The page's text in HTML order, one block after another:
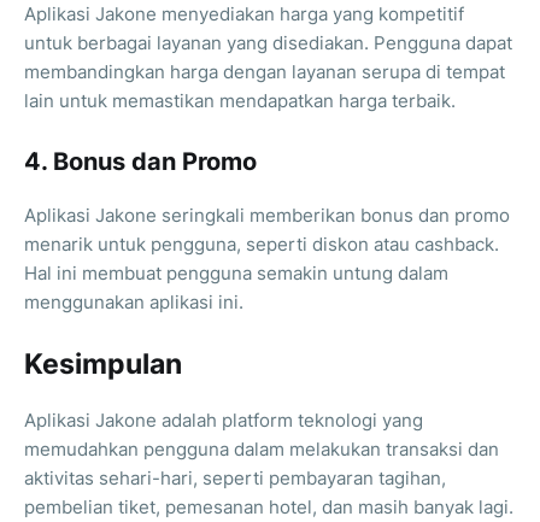
Aplikasi Jakone menyediakan harga yang kompetitif
untuk berbagai layanan yang disediakan. Pengguna dapat
membandingkan harga dengan layanan serupa di tempat
lain untuk memastikan mendapatkan harga terbaik.
4. Bonus dan Promo
Aplikasi Jakone seringkali memberikan bonus dan promo
menarik untuk pengguna, seperti diskon atau cashback.
Hal ini membuat pengguna semakin untung dalam
menggunakan aplikasi ini.
Kesimpulan
Aplikasi Jakone adalah platform teknologi yang
memudahkan pengguna dalam melakukan transaksi dan
aktivitas sehari-hari, seperti pembayaran tagihan,
pembelian tiket, pemesanan hotel, dan masih banyak lagi.